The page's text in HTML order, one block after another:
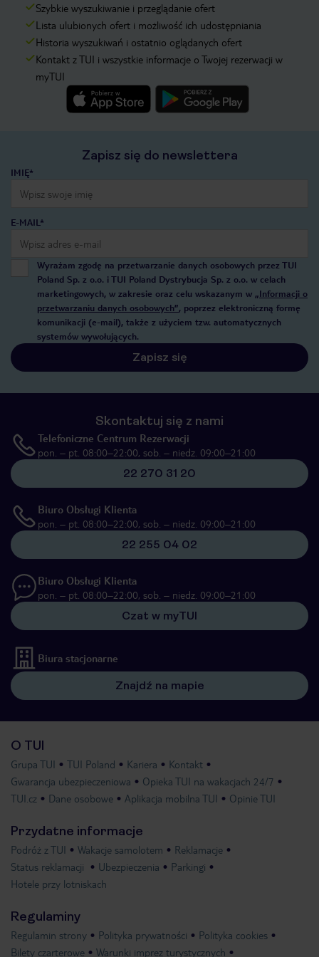
Szybkie wyszukiwanie i przeglądanie ofert
Lista ulubionych ofert i możliwość ich udostępniania
Historia wyszukiwań i ostatnio oglądanych ofert
Kontakt z TUI i wszystkie informacje o Twojej rezerwacji w
myTUI
Zapisz się do newslettera
IMIĘ*
E-MAIL*
Wyrażam zgodę na przetwarzanie danych osobowych przez TUI
Poland Sp. z o.o. i TUI Poland Dystrybucja Sp. z o.o. w celach
marketingowych, w zakresie oraz celu wskazanym w „Informacji o
przetwarzaniu danych osobowych”, poprzez elektroniczną formę
komunikacji (e-mail), także z użyciem tzw. automatycznych
systemów wywołujących.
Zapisz się
Skontaktuj się z nami
Telefoniczne Centrum Rezerwacji
pon. – pt. 08:00–22:00, sob. – niedz. 09:00–21:00
22 270 31 20
Biuro Obsługi Klienta
pon. – pt. 08:00–22:00, sob. – niedz. 09:00–21:00
22 255 04 02
Biuro Obsługi Klienta
pon. – pt. 08:00–22:00, sob. – niedz. 09:00–21:00
Czat w myTUI
Biura stacjonarne
Znajdź na mapie
O TUI
Grupa TUI TUI Poland Kariera
Kontakt
Gwarancja ubezpieczeniowa
Opieka TUI na wakacjach 24/7
TUI.cz
Dane osobowe Aplikacja mobilna TUI Opinie TUI
Przydatne informacje
Podróż z TUI Wakacje samolotem
Reklamacje
Status reklamacji
Ubezpieczenia
Parkingi
Hotele przy lotniskach
Regulaminy
Regulamin strony Polityka prywatności
Polityka cookies
Bilety czarterowe
Warunki imprez turystycznych